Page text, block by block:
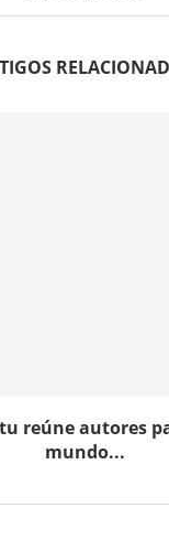
reúne autores
mundo...